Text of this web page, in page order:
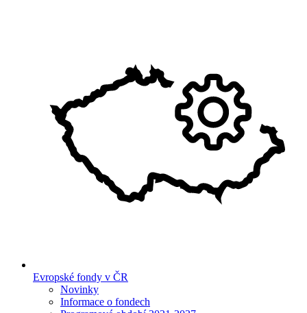
Evropské fondy v ČR
Novinky
Informace o fondech